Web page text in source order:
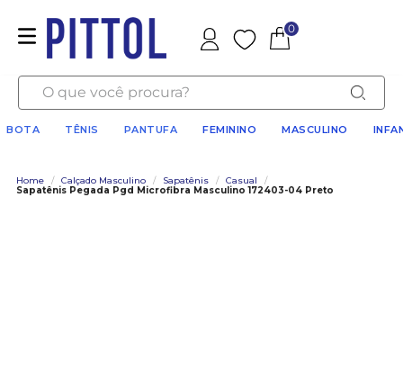
Favoritos
0
O que você procura?
BOTA TÊNIS PANTUFA FEMININO MASCULINO
Home / Calçado Masculino / Sapatênis / Casual
/
Sapatênis Pegada Pgd Microfibra Masculino 172403-04 Preto